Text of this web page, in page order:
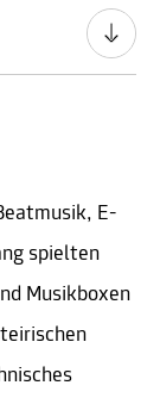
E-
spielten
Musikboxen